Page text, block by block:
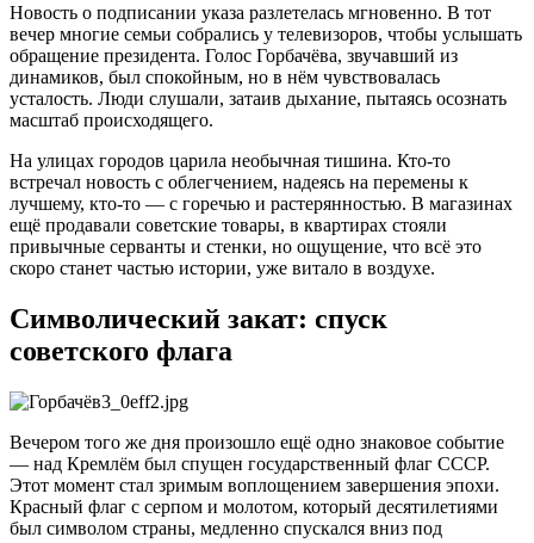
Новость о подписании указа разлетелась мгновенно. В тот
вечер многие семьи собрались у телевизоров, чтобы услышать
обращение президента. Голос Горбачёва, звучавший из
динамиков, был спокойным, но в нём чувствовалась
усталость. Люди слушали, затаив дыхание, пытаясь осознать
масштаб происходящего.
На улицах городов царила необычная тишина. Кто‑то
встречал новость с облегчением, надеясь на перемены к
лучшему, кто‑то — с горечью и растерянностью. В магазинах
ещё продавали советские товары, в квартирах стояли
привычные серванты и стенки, но ощущение, что всё это
скоро станет частью истории, уже витало в воздухе.
Символический закат: спуск
советского флага
Вечером того же дня произошло ещё одно знаковое событие
— над Кремлём был спущен государственный флаг СССР.
Этот момент стал зримым воплощением завершения эпохи.
Красный флаг с серпом и молотом, который десятилетиями
был символом страны, медленно спускался вниз под